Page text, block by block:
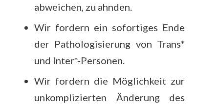
abweichen, zu ahnden.
Wir fordern ein sofortiges Ende
der Pathologisierung von Trans*
und Inter*-Personen.
Wir fordern die Möglichkeit zur
unkomplizierten Änderung des